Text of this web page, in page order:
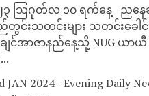
၃ သြဂုတ်လ ၁၀ ရက်နေ့ ညနေ
တွင်းသတင်းများ သတင်းခေါင်
ချင်အာဇာနည်နေ့သို့ NUG ယာယီ
JAN 2024 - Evening Daily